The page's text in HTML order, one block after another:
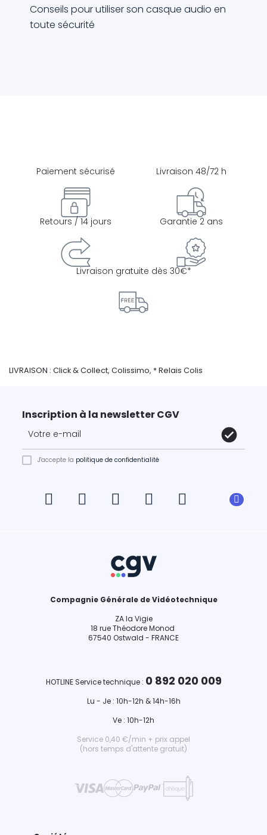
Conseils pour utiliser son casque audio en
toute sécurité
Paiement sécurisé Livraison 48/72 h
Retours / 14 jours Garantie 2 ans
Livraison gratuite dès 30€*
LIVRAISON : Click & Collect, Colissimo, * Relais Colis
Inscription à la newsletter CGV
J'accepte la politique de confidentialité
Compagnie Générale de Vidéotechnique
ZA la Vigie
18 rue Théodore Monod
67540 Ostwald - FRANCE
HOTLINE Service technique : 0 892 020 009
Lu - Je : 10h-12h & 14h-16h
Ve : 10h-12h
Service 0,40 €/min + prix appel
(hors temps d'attente gratuit)